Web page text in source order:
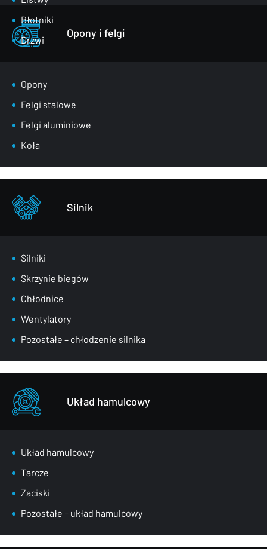
Błotniki
Drzwi
Lusterka
Maski
Nadkola
Pasy przednie
Zderzaki
Pozostałe – części karoserii
Opony i felgi
Opony
Felgi stalowe
Felgi aluminiowe
Koła
Silnik
Silniki
Skrzynie biegów
Chłodnice
Wentylatory
Pozostałe – chłodzenie silnika
Układ hamulcowy
Układ hamulcowy
Tarcze
Zaciski
Pozostałe – układ hamulcowy